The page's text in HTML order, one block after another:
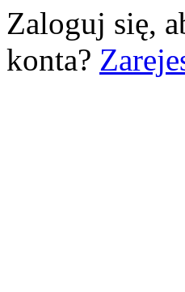
Zaloguj się,
konta?